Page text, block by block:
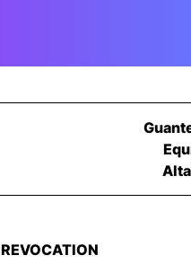
REVOCATION